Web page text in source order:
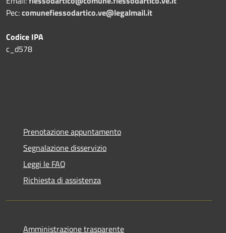
Pec:comunefiessodartico.ve@legalmail.it
Codice IPA
c_d578
Prenotazione appuntamento
Segnalazione disservizio
Leggi le FAQ
Richiesta di assistenza
Amministrazione trasparente